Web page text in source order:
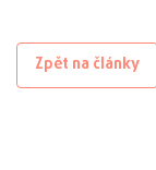
Zpět na články